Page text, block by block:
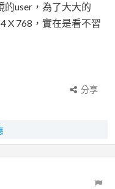
的user，為了大大的
X 768，實在是看不習
分享